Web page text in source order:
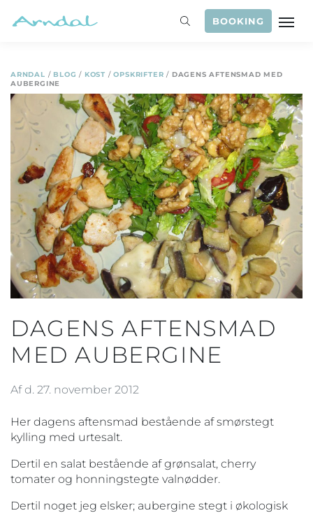
BOOKING
ARNDAL / BLOG / KOST /OPSKRIFTER / DAGENS AFTENSMAD MED
AUBERGINE
DAGENS AFTENSMAD
MED AUBERGINE
Af d. 27. november 2012
Her dagens aftensmad bestående af smørstegt
kylling med urtesalt.
Dertil en salat bestående af grønsalat, cherry
tomater og honningstegte valnødder.
Dertil noget jeg elsker; aubergine stegt i økologisk